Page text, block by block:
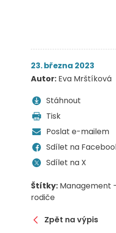
23. března 2023
Autor: Eva Mrštíková
Stáhnout
Tisk
Poslat e-mailem
Sdílet na
Sdílet na X
Štítky: Management
rodiče
Zpět na výpis